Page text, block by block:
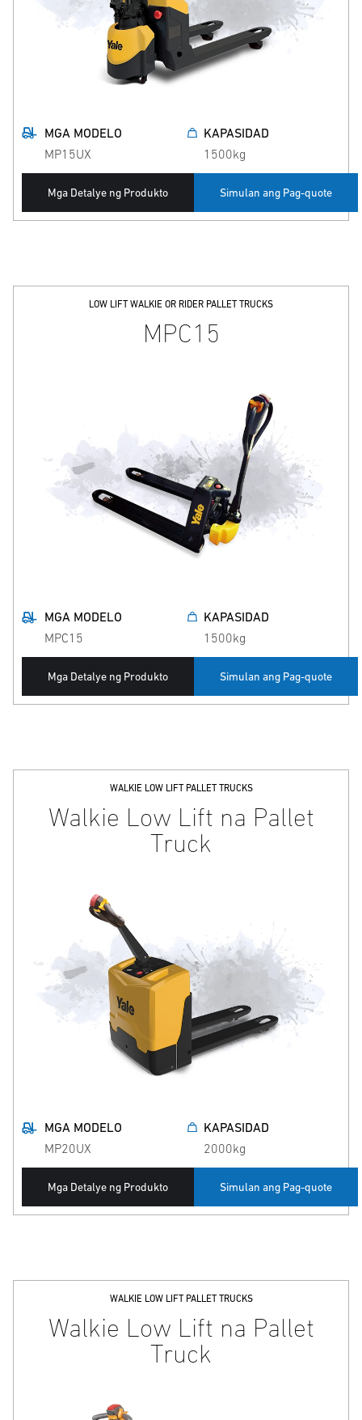
MGA MODELO
MP15UX
KAPASIDAD
1500kg
Mga Detalye ng Produkto Simulan ang Pag-quote
LOW LIFT WALKIE OR RIDER PALLET TRUCKS
MPC15
MGA MODELO
MPC15
KAPASIDAD
1500kg
Mga Detalye ng Produkto Simulan ang Pag-quote
WALKIE LOW LIFT PALLET TRUCKS
Walkie Low Lift na Pallet
Truck
MGA MODELO
MP20UX
KAPASIDAD
2000kg
Mga Detalye ng Produkto Simulan ang Pag-quote
WALKIE LOW LIFT PALLET TRUCKS
Walkie Low Lift na Pallet
Truck